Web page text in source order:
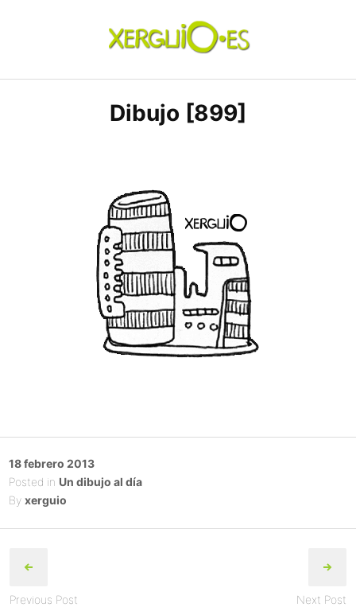
xerguio.ES | ilustración
Dibujo [899]
Posted
on
18 febrero 2013
Posted in Un dibujo al día
By xerguio
navigation
Previous Post Next Post